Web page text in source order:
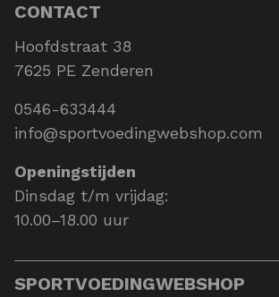
CONTACT
Hoofdstraat 38
7625 PE Zenderen
0546-633444
info@sportvoedingwebshop.com
Openingstijden
Dinsdag t/m vrijdag:
10.00–18.00 uur
SPORTVOEDINGWEBSHOP